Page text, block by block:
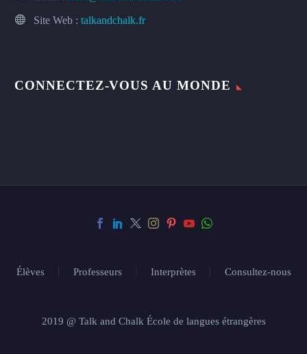
Site Web : talkandchalk.fr
CONNECTEZ-VOUS AU MONDE
Élèves Professeurs Interprètes Consultez-nous
2019 @ Talk and Chalk École de langues étrangères